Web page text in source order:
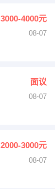
3000-4000元
08-07
面议
08-07
2000-3000元
08-07